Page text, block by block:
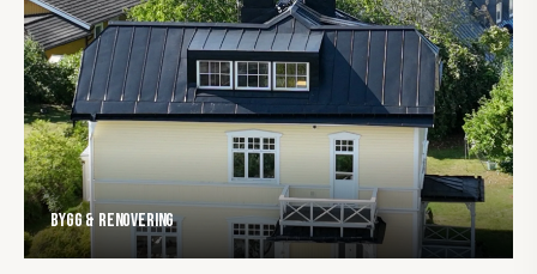
Bygg & Renovering